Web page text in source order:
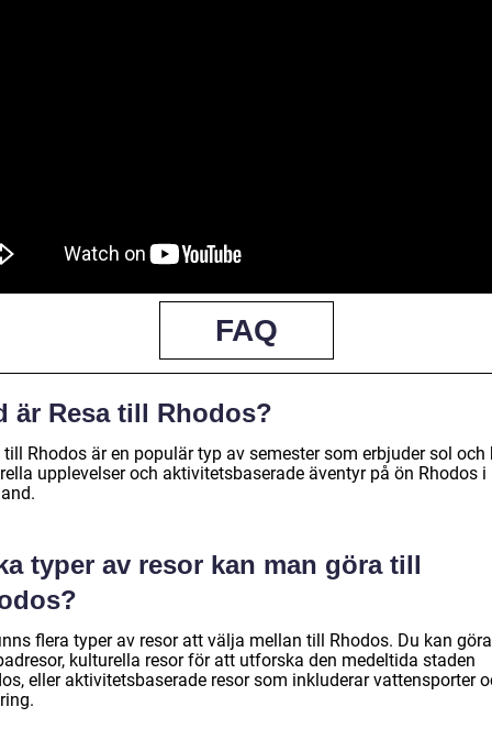
FAQ
är Resa till Rhodos?
till Rhodos är en populär typ av semester som erbjuder sol och
upplevelser och aktivitetsbaserade äventyr på ön Rhodos i
typer av resor kan man göra till
flera typer av resor att välja mellan till Rhodos. Du kan
kulturella resor för att utforska den medeltida staden
eller aktivitetsbaserade resor som inkluderar vattensporter